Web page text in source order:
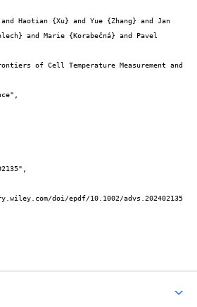
and Marie {Korabečná} and Pavel
doi/epdf/10.1002/advs.202402135